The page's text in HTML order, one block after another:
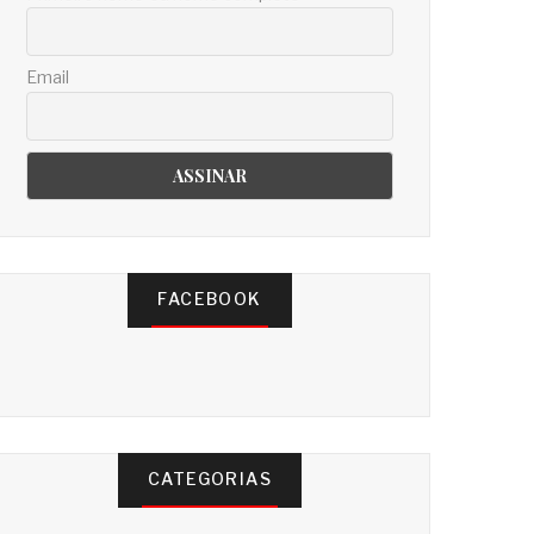
Email
FACEBOOK
CATEGORIAS